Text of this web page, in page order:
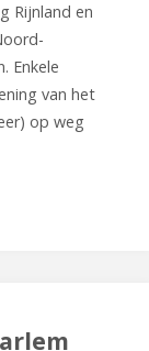
Rijnland en
Enkele
van het
op weg